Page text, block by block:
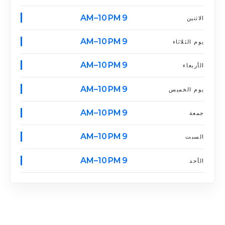
الاثنين 9 AM–10 PM
يوم الثلاثاء 9 AM–10 PM
الأربعاء 9 AM–10 PM
يوم الخميس 9 AM–10 PM
جمعة 9 AM–10 PM
السبت 9 AM–10 PM
الأحد 9 AM–10 PM